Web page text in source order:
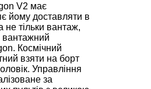
V2 має
йому доставляти в
не тільки вантаж,
вантажний
Космічний
взяти на борт
Управління
за